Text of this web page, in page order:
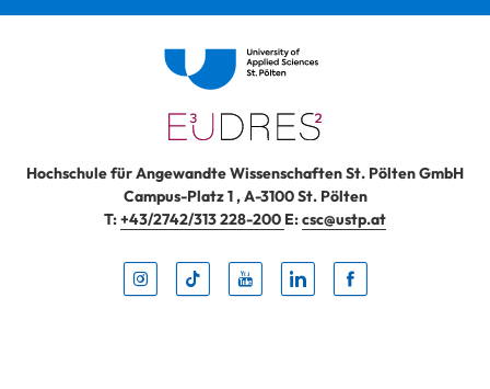
Hochschule für Angewandte Wissenschaften St. Pölten GmbH
Campus-Platz 1,A-3100St. Pölten
T:+43/2742/313 228-200 E:csc@ustp.at